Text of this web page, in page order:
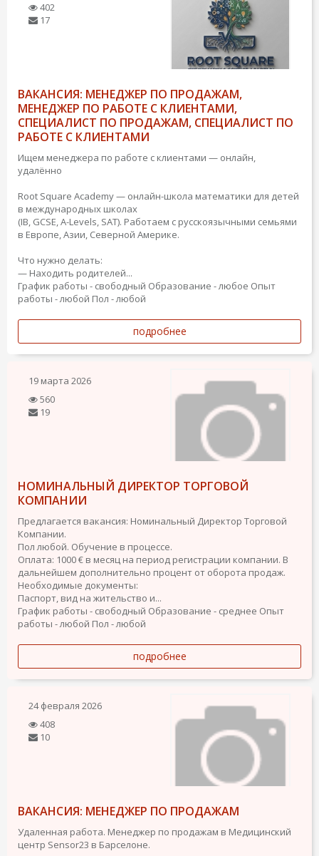
402
17
ВАКАНСИЯ: МЕНЕДЖЕР ПО ПРОДАЖАМ,
МЕНЕДЖЕР ПО РАБОТЕ С КЛИЕНТАМИ,
СПЕЦИАЛИСТ ПО ПРОДАЖАМ, СПЕЦИАЛИСТ ПО
РАБОТЕ С КЛИЕНТАМИ
Ищем менеджера по работе с клиентами — онлайн,
удалённо
Root Square Academy — онлайн-школа математики для детей
в международных школах
(IB, GCSE, A-Levels, SAT). Работаем с русскоязычными семьями
в Европе, Азии, Северной Америке.
Что нужно делать:
— Находить родителей...
График работы - свободный Образование - любое Опыт
работы - любой Пол - любой
подробнее
19 марта 2026
560
19
НОМИНАЛЬНЫЙ ДИРЕКТОР ТОРГОВОЙ
КОМПАНИИ
Предлагается вакансия: Номинальный Директор Торговой
Компании.
Пол любой. Обучение в процессе.
Оплата: 1000 € в месяц на период регистрации компании. В
дальнейшем дополнительно процент от оборота продаж.
Необходимые документы:
Паспорт, вид на жительство и...
График работы - свободный Образование - среднее Опыт
работы - любой Пол - любой
подробнее
24 февраля 2026
408
10
ВАКАНСИЯ: МЕНЕДЖЕР ПО ПРОДАЖАМ
Удаленная работа. Менеджер по продажам в Медицинский
центр Sensor23 в Барселоне.